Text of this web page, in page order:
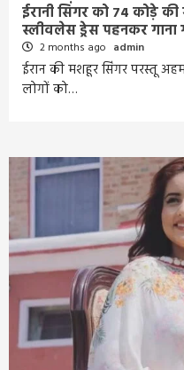
ईरानी सिंगर को 74 कोड़े
स्लीवलेस ड्रेस पहनकर गाना
2 months ago admin
ईरान की मशहूर सिंगर परस्तू
लोगों को…